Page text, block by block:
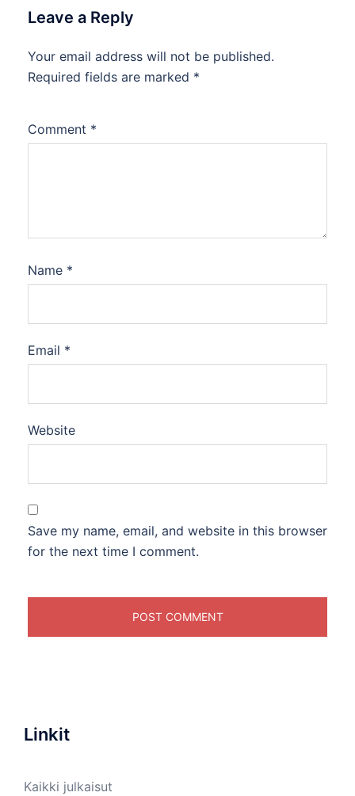
Leave a Reply
Your email address will not be published.
Required fields are marked *
Comment *
Name *
Email *
Website
Save my name, email, and website in this browser
for the next time I comment.
Linkit
Kaikki julkaisut